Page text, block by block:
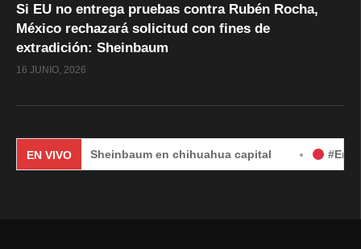
Si EU no entrega pruebas contra Rubén Rocha,
México rechazará solicitud con fines de
extradición: Sheinbaum
16 JUNIO, 2026
EN VIVO
Sheinbaum en chihuahua capital #EnVivo | DÍA 2: